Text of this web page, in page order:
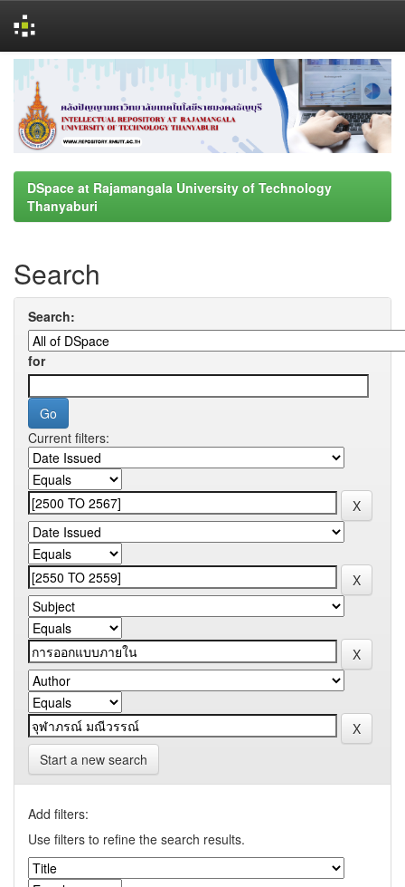
navigation
DSpace at Rajamangala University of Technology
Thanyaburi
Search
Search:
for
Current filters:
Start a new search
Add filters:
Use filters to refine the search results.